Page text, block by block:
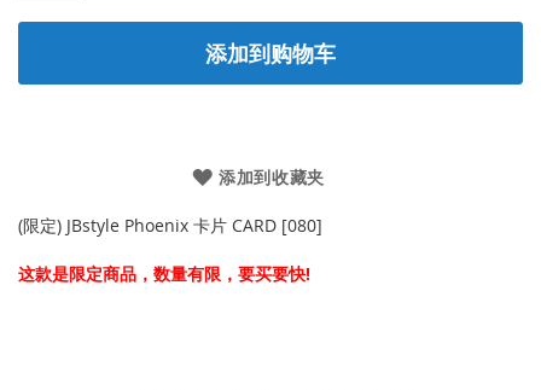
添加到购物车
添加到收藏夹
(限定) JBstyle Phoenix 卡片 CARD [080]
这款是限定商品，数量有限，要买要快!